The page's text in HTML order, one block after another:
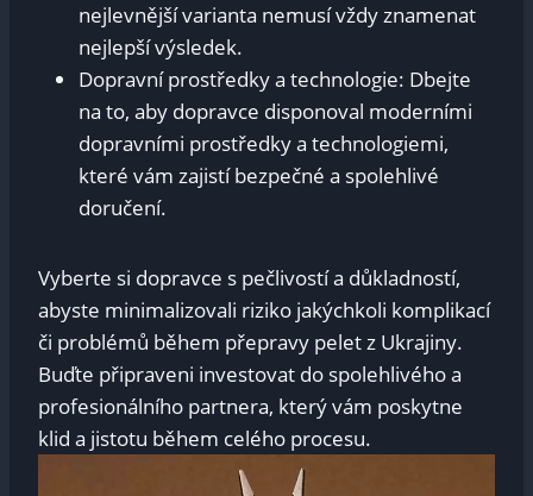
nejlevnější varianta nemusí vždy znamenat
nejlepší výsledek.
Dopravní prostředky a technologie: Dbejte
na to, aby dopravce disponoval moderními
dopravními prostředky a technologiemi,
které vám zajistí bezpečné a spolehlivé
doručení.
Vyberte si dopravce s pečlivostí a důkladností,
abyste minimalizovali riziko jakýchkoli komplikací
či problémů během přepravy pelet z Ukrajiny.
Buďte připraveni investovat do spolehlivého a
profesionálního partnera, který vám poskytne
klid a jistotu během celého procesu.